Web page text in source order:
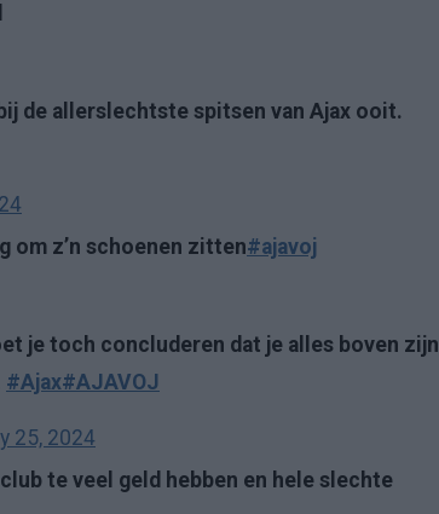
de allerslechtste spitsen van Ajax ooit.
om z’n schoenen zitten#ajavoj
je toch concluderen dat je alles boven zijn
#Ajax#AJAVOJ
25, 2024
te veel geld hebben en hele slechte